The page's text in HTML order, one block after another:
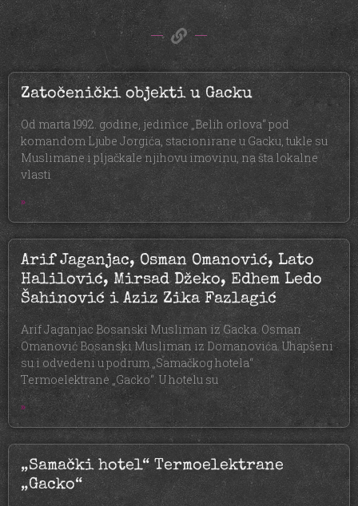
Zatočenički objekti u Gacku
Od marta 1992. godine, jedinice „Belih orlova“ pod
komandom Ljube Jorgića, stacionirane u Gacku, tukle su
Muslimane i pljačkale njihovu imovinu, na šta lokalne
vlasti
»
Arif Jaganjac, Osman Omanović, Lato
Halilović, Mirsad Džeko, Edhem Ledo
Šahinović i Aziz Zika Fazlagić
Arif Jaganjac Bosanski Musliman iz Gacka. Osman
Omanović Bosanski Musliman iz Domanovića. Uhapšeni
su i odvedeni u podrum „Samačkog hotela“
Termoelektrane „Gacko“. U hotelu su
»
„Samački hotel“ Termoelektrane
„Gacko“